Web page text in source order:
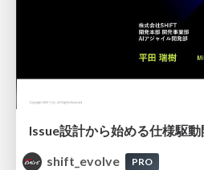
shift_evolve
PRO